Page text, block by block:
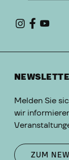
Melden Sie
wir
ZUM